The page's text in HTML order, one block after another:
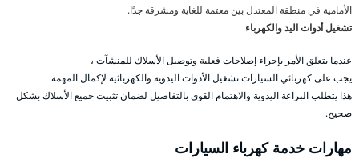
الأمامية في منطقة المعتدل بين معتمة للغاية ومشرقة جدًا.
تشغيل أدوات اليد والكهرباء
عندما يتعلق الأمر بإجراء إصلاحات فعلية وتوصيل الأسلاك للمنشآت ،
يجب على كهربائي السيارات تشغيل الأدوات اليدوية والكهربائية لإكمال المهمة.
هذا يتطلب البراعة اليدوية والاهتمام القوي بالتفاصيل لضمان تثبيت جميع الأسلاك بشكل
صحيح.
مهارات خدمة كهرباء السيارات